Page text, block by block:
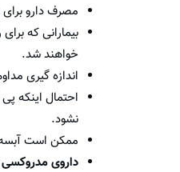
مصرف دارو
خواهند شد.
اندازه گیری
احتمال اینکه پی
نشود.
ممکن است آبسه
داروی مدروکسی